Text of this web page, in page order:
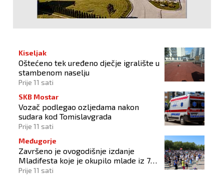
Kiseljak
Oštećeno tek uređeno dječje igralište u
stambenom naselju
Prije 11 sati
SKB Mostar
Vozač podlegao ozljedama nakon
sudara kod Tomislavgrada
Prije 11 sati
Međugorje
Završeno je ovogodišnje izdanje
Mladifesta koje je okupilo mlade iz 73
zemlje svijeta
Prije 11 sati